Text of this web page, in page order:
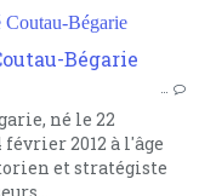
Bégarie
…
né le 22
février 2012 à l'âge
et stratégiste